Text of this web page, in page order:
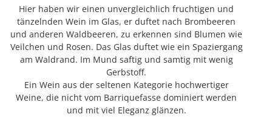
Hier haben wir einen unvergleichlich fruchtigen und
tänzelnden Wein im Glas, er duftet nach Brombeeren
und anderen Waldbeeren, zu erkennen sind Blumen wie
Veilchen und Rosen. Das Glas duftet wie ein Spaziergang
am Waldrand. Im Mund saftig und samtig mit wenig
Gerbstoff.
Ein Wein aus der seltenen Kategorie hochwertiger
Weine, die nicht vom Barriquefasse dominiert werden
und mit viel Eleganz glänzen.